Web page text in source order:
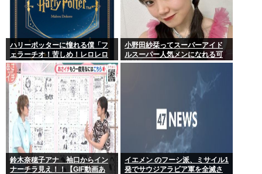
ハリーポッターに憧れる僕「フ
ェラーチオ！苦しめ！レロレロ
レロ」敵「うっ 」
小野田紗栞ってスーパーアイド
ルスーパー人気メンになれる可
能性あったよな？
鈴木奈穂子アナ 袖口からイン
ナーチラ見え！！【GIF動画あ
イエメン のフーシ派、ミサイル1
発でサウジアラビア軍を全滅さ